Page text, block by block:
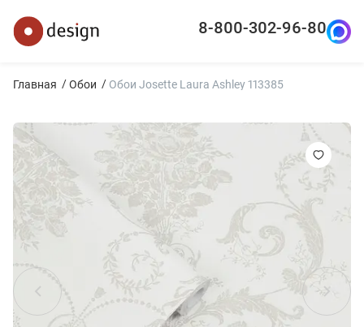
8-800-302-96-80
Главная Обои Обои Josette Laura Ashley 113385